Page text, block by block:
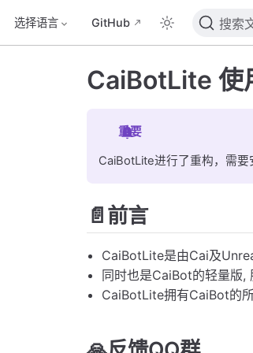
选择语言 GitHub 搜索
CaiBotLite 使
重要
CaiBotLite进行了重构，需
📄前言
CaiBotLite是由Cai及
同时也是CaiBot的轻量版,
CaiBotLite拥有CaiBot的